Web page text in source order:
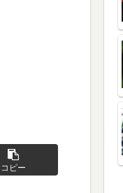
コピー